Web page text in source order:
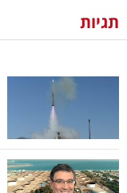
וצרכנות
דיגיטל
שיווק
ופרסום
תגיות